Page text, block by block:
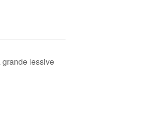
grande lessive